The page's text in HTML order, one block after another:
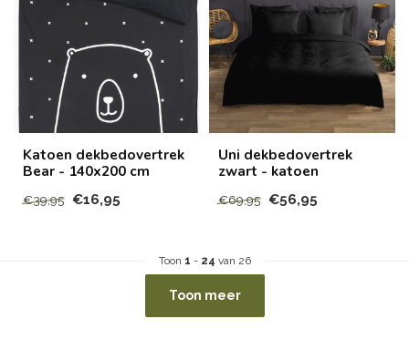
Katoen dekbedovertrek
Bear - 140x200 cm
€39,95 €16,95
Uni dekbedovertrek
zwart - katoen
€69,95 €56,95
Toon 1 - 24 van 26
Toon meer